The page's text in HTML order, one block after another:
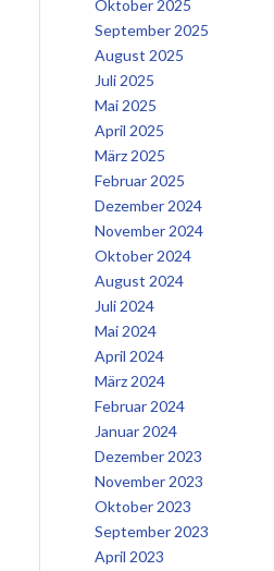
Oktober 2025
September 2025
August 2025
Juli 2025
Mai 2025
April 2025
März 2025
Februar 2025
Dezember 2024
November 2024
Oktober 2024
August 2024
Juli 2024
Mai 2024
April 2024
März 2024
Februar 2024
Januar 2024
Dezember 2023
November 2023
Oktober 2023
September 2023
April 2023